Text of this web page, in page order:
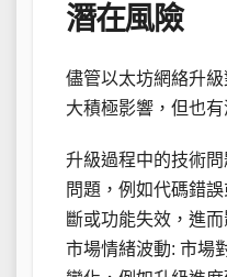
潛在風險
儘管以太坊網絡升
大積極影響，但也
升級過程中的技術
問題，例如代碼錯
斷或功能失效，進
市場情緒波動: 市場